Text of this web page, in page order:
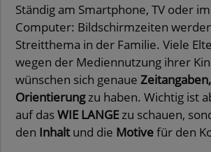
Ständig am Smartphone, TV oder
Computer: Bildschirmzeiten
Streitthema in der Familie. Viele
wegen der Mediennutzung ihrer
wünschen sich genaue Zeitangaben,
Orientierungzu haben. Wichtig ist
auf dasWIE LANGEzu schauen,
den Inhaltund die Motivefür den